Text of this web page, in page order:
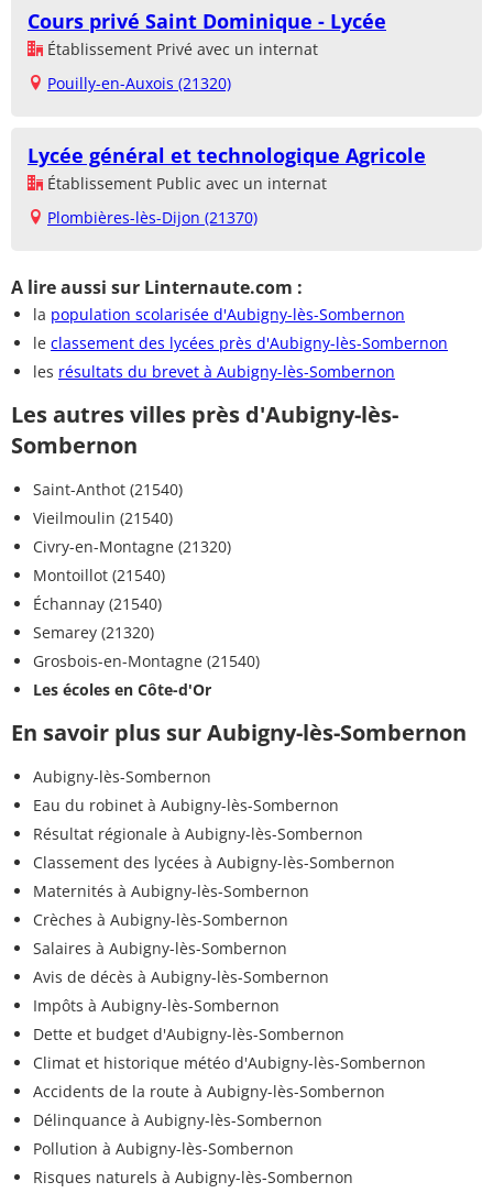
Cours privé Saint Dominique - Lycée
Établissement Privé avec un internat
Pouilly-en-Auxois (21320)
Lycée général et technologique Agricole
Établissement Public avec un internat
Plombières-lès-Dijon (21370)
A lire aussi sur Linternaute.com :
la population scolarisée d'Aubigny-lès-Sombernon
le classement des lycées près d'Aubigny-lès-Sombernon
les résultats du brevet à Aubigny-lès-Sombernon
Les autres villes près d'Aubigny-lès-
Sombernon
Saint-Anthot (21540)
Vieilmoulin (21540)
Civry-en-Montagne (21320)
Montoillot (21540)
Échannay (21540)
Semarey (21320)
Grosbois-en-Montagne (21540)
Les écoles en Côte-d'Or
En savoir plus sur Aubigny-lès-Sombernon
Aubigny-lès-Sombernon
Eau du robinet à Aubigny-lès-Sombernon
Résultat régionale à Aubigny-lès-Sombernon
Classement des lycées à Aubigny-lès-Sombernon
Maternités à Aubigny-lès-Sombernon
Crèches à Aubigny-lès-Sombernon
Salaires à Aubigny-lès-Sombernon
Avis de décès à Aubigny-lès-Sombernon
Impôts à Aubigny-lès-Sombernon
Dette et budget d'Aubigny-lès-Sombernon
Climat et historique météo d'Aubigny-lès-Sombernon
Accidents de la route à Aubigny-lès-Sombernon
Délinquance à Aubigny-lès-Sombernon
Pollution à Aubigny-lès-Sombernon
Risques naturels à Aubigny-lès-Sombernon